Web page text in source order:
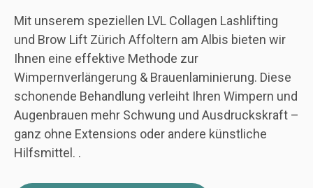
Mit unserem speziellen LVL Collagen Lashlifting
und Brow Lift Zürich Affoltern am Albis bieten wir
Ihnen eine effektive Methode zur
Wimpernverlängerung & Brauenlaminierung. Diese
schonende Behandlung verleiht Ihren Wimpern und
Augenbrauen mehr Schwung und Ausdruckskraft –
ganz ohne Extensions oder andere künstliche
Hilfsmittel. .